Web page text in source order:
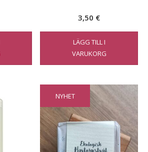
3,50 €
LÄGG TILL I
VARUKORG
NYHET